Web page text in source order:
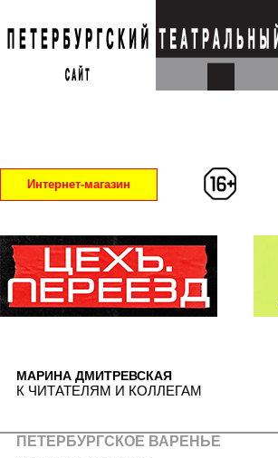
Интернет-магазин
МАРИНА ДМИТРЕВСКАЯ
К ЧИТАТЕЛЯМ И КОЛЛЕГАМ
ПЕТЕРБУРГСКОЕ ВАРЕНЬЕ